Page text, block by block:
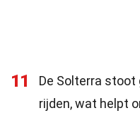
11
De Solterra stoot
rijden, wat helpt